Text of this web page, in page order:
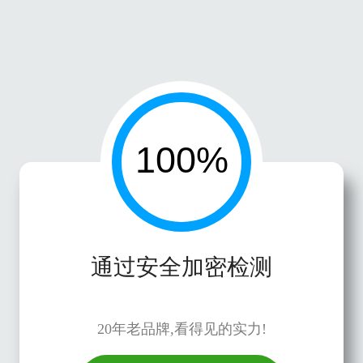
通过安全加密检测
20年老品牌,看得见的实力!